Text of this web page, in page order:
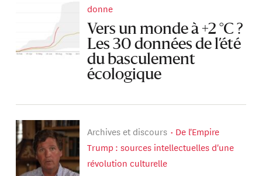
donne
Vers un monde à +2 °C ?
Les 30 données de l’été
du basculement
écologique
Archives et discours
De l'Empire
Trump : sources intellectuelles d'une
révolution culturelle